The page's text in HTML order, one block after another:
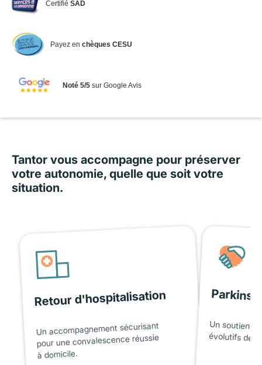
CertifiéSAD
Payez en chèques CESU
Noté 5/5sur Google Avis
Tantor vous accompagne pour préserver
votre autonomie, quelle que soit votre
situation.
Retour d'hospitalisation
Un accompagnement sécurisant
pour une convalescence réussie
à domicile.
Un soutien
évolutifs de